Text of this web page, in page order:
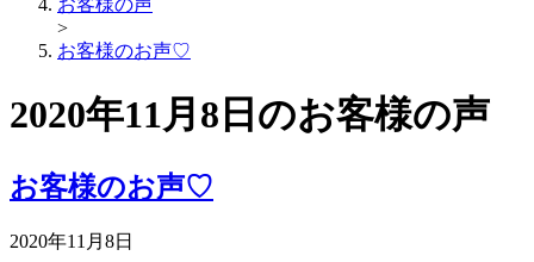
お客様の声
>
お客様のお声♡
2020年11月8日のお客様の声
お客様のお声♡
2020年11月8日